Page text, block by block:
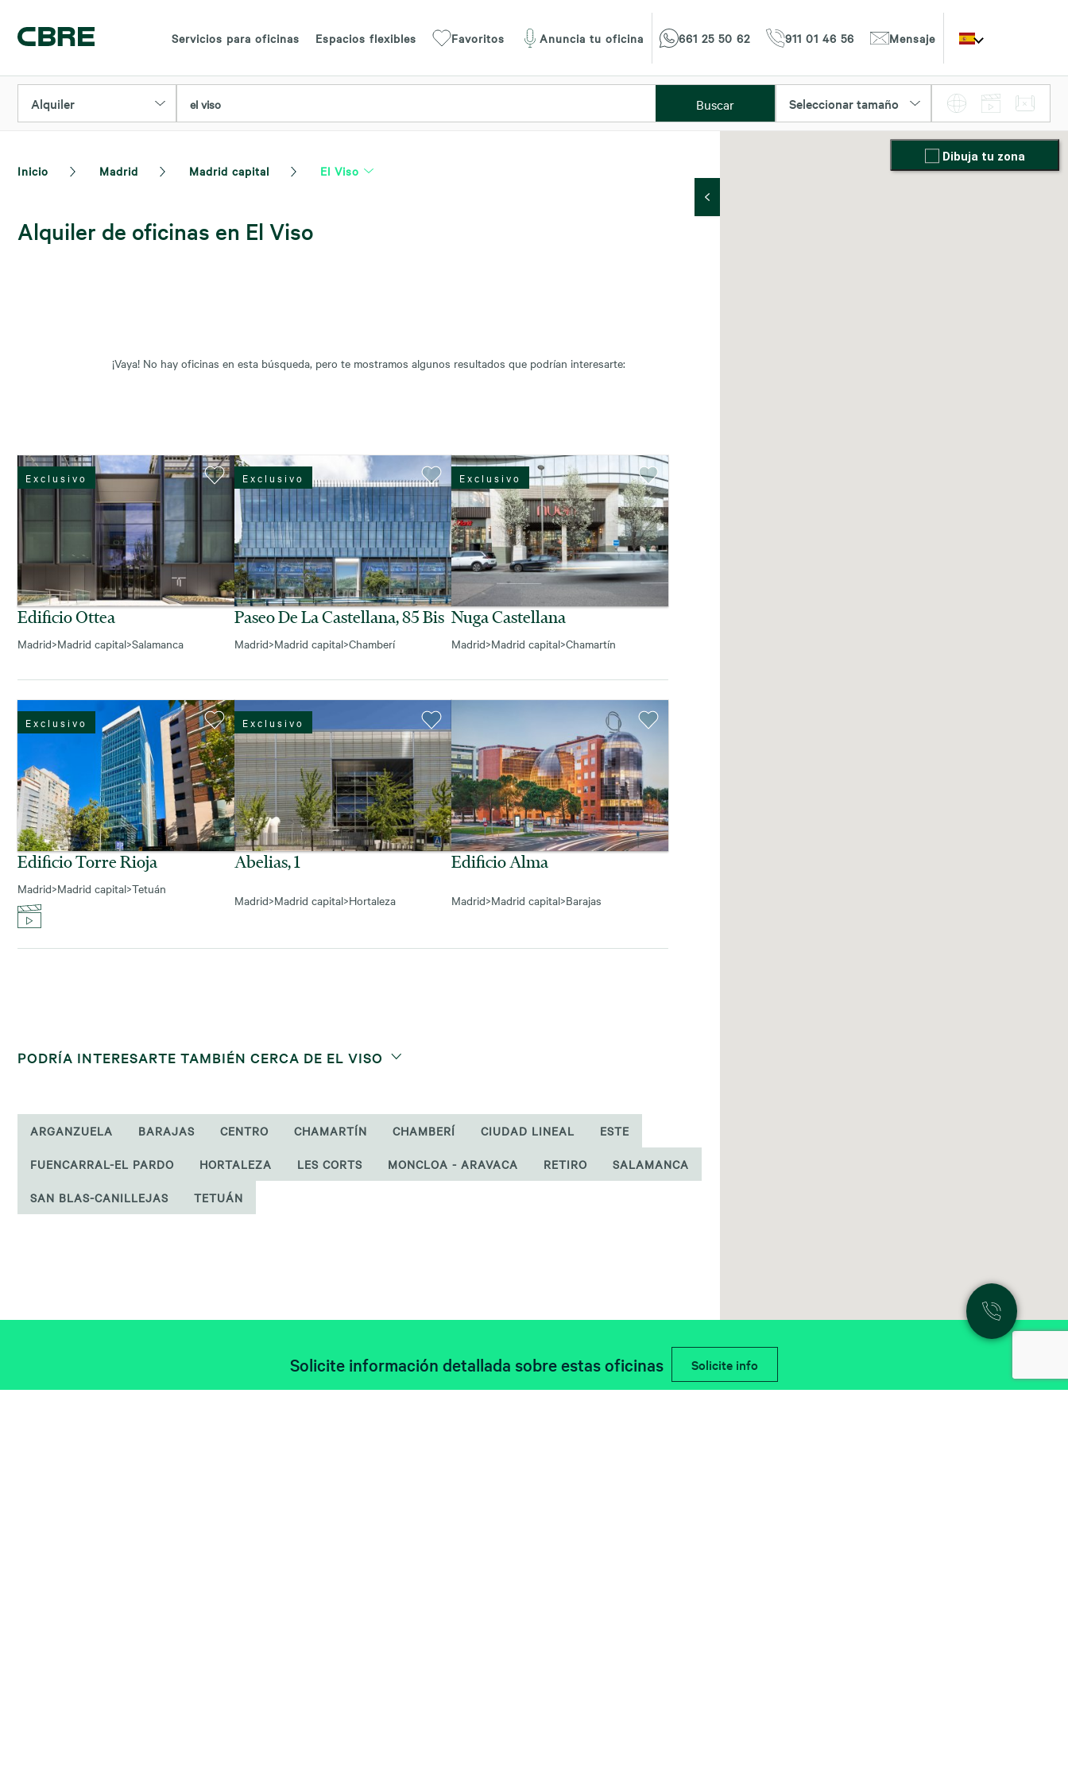
Servicios para oficinas Espacios flexibles Favoritos Anuncia tu oficina 661 25 50 62 911 01 46 56 Mensaje
Alquiler el viso Buscar Seleccionar tamaño
Inicio Madrid Madrid capital El Viso
Alquiler de oficinas en El Viso
¡Vaya! No hay oficinas en esta búsqueda, pero te mostramos algunos resultados que podrían interesarte:
Exclusivo
Edificio Ottea
Madrid>Madrid capital>Salamanca
Exclusivo
Paseo De La Castellana, 85 Bis
Madrid>Madrid capital>Chamberí
Exclusivo
Nuga Castellana
Madrid>Madrid capital>Chamartín
Exclusivo
Edificio Torre Rioja
Madrid>Madrid capital>Tetuán
Exclusivo
Abelias, 1
Madrid>Madrid capital>Hortaleza
Edificio Alma
Madrid>Madrid capital>Barajas
PODRÍA INTERESARTE TAMBIÉN CERCA DE EL VISO
ARGANZUELA BARAJAS CENTRO CHAMARTÍN CHAMBERÍ CIUDAD LINEAL ESTE
FUENCARRAL-EL PARDO HORTALEZA LES CORTS MONCLOA - ARAVACA RETIRO SALAMANCA
SAN BLAS-CANILLEJAS TETUÁN
Dibuja tu zona
Solicite información detallada sobre estas oficinas Solicite info